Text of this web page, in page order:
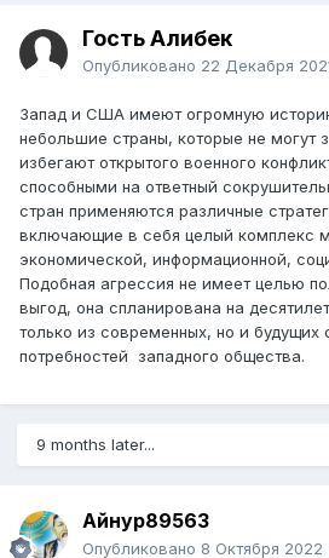
Гость Алибек
Опубликовано 22 Декабря
Запад и США имеют огромную
небольшие страны, которые не могут
избегают открытого военного
способными на ответный
стран применяются различные
включающие в себя целый комплекс
экономической, информационной,
Подобная агрессия не имеет целью
выгод, она спланирована на
только из современных, но и будущих
потребностей западного общества.
9 months later...
Айнур89563
Опубликовано 8 Октября 2022